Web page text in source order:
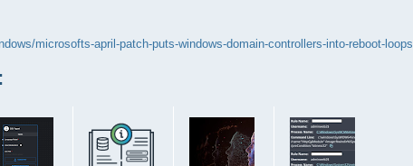
microsofts-april-patch-puts-windows-domain-controllers-into-reboot-loops